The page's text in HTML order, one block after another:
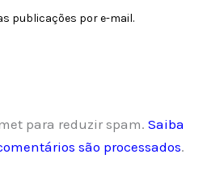
publicações por e-mail.
para reduzir spam. Saiba
são processados.